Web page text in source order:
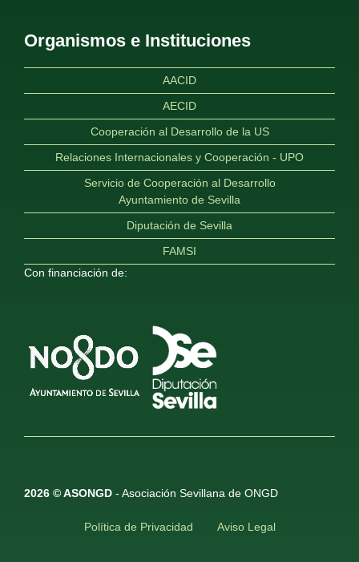
Organismos e Instituciones
AACID
AECID
Cooperación al Desarrollo de la US
Relaciones Internacionales y Cooperación - UPO
Servicio de Cooperación al Desarrollo
Ayuntamiento de Sevilla
Diputación de Sevilla
FAMSI
Con financiación de:
2026 © ASONGD - Asociación Sevillana de ONGD
Política de Privacidad Aviso Legal